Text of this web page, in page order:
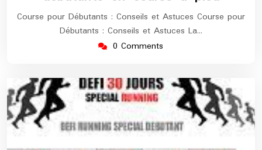
Course pour Débutants : Conseils et Astuces Course pour
Débutants : Conseils et Astuces La…
0 Comments